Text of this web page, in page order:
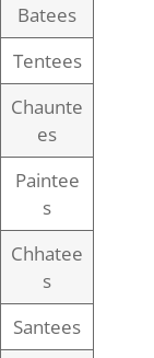
Batees
Tentees
Chaunte
es
Paintee
s
Chhatee
s
Santees